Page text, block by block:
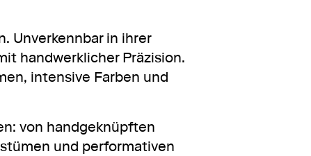
Unverkennbar in ihrer
handwerklicher Präzision.
intensive Farben und
von handgeknüpften
und performativen